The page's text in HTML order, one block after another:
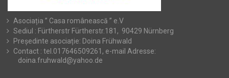
Asociația ” Casa românească ” e.V
Sediul : Fürtherstr Fürtherstr.181, 90429 Nürnberg
Președinte asociație: Doina Frühwald
Contact : tel.017646509261, e-mail Adresse:
doina.fruhwald@yahoo.de